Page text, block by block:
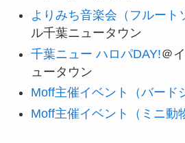
よりみち音楽会（フルート
ル千葉ニュータウン
千葉ニュー ハロパDAY!＠
ュータウン
Moff主催イベント（バード
Moff主催イベント（ミニ動